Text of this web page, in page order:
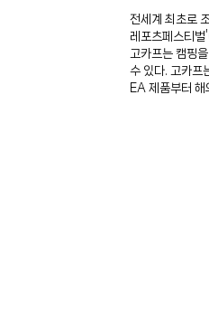
전세계 최초로
레포츠페스티벌
고카프는 캠핑
수 있다. 고카프
EA 제품부터 해